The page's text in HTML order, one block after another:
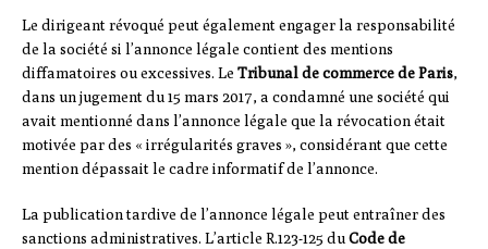
Le dirigeant révoqué peut également engager la responsabilité
de la société si l’annonce légale contient des mentions
diffamatoires ou excessives. Le Tribunal de commerce de Paris,
dans un jugement du 15 mars 2017, a condamné une société qui
avait mentionné dans l’annonce légale que la révocation était
motivée par des « irrégularités graves », considérant que cette
mention dépassait le cadre informatif de l’annonce.
La publication tardive de l’annonce légale peut entraîner des
sanctions administratives. L’article R.123-125 duCode de